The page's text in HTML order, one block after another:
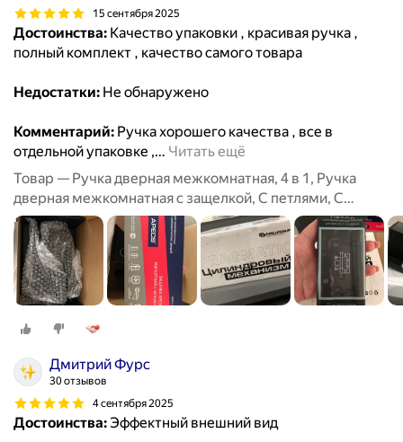
15 сентября 2025
Достоинства: Качество упаковки , красивая ручка ,
полный комплект , качество самого товара
Недостатки: Не обнаружено
Комментарий: Ручка хорошего качества , все в
отдельной упаковке ,… Читать ещё
Товар — Ручка дверная межкомнатная, 4 в 1, Ручка
дверная межкомнатная с защелкой, С петлями, С
сантехнической заверткой
Дмитрий Фурс
30 отзывов
4 сентября 2025
Достоинства:Эффектный внешний вид